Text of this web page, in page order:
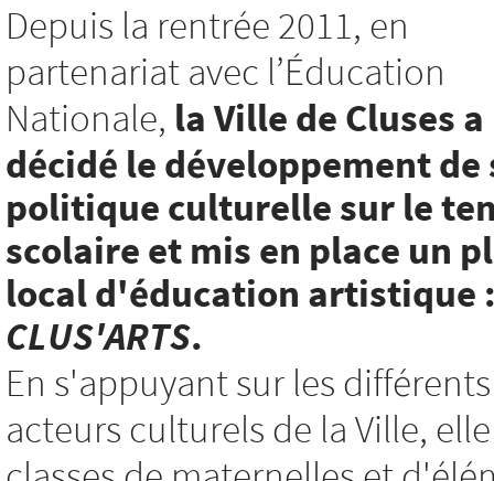
Depuis la rentrée 2011, en
partenariat avec l’Éducation
Nationale, la Ville de Cluses a
décidé le développement de
politique culturelle sur le
scolaire et mis en place un
local d'éducation artistique
CLUS'ARTS.
En s'appuyant sur les différents
acteurs culturels de la Ville,